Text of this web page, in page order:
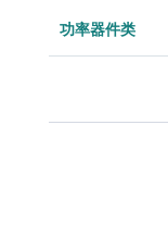
功率器件类